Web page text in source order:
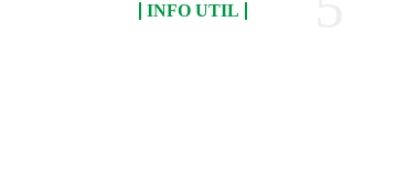
INFO UTIL